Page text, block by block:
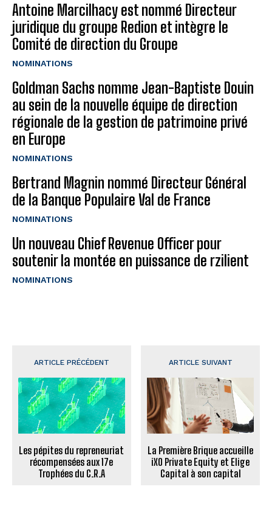
Antoine Marcilhacy est nommé Directeur
juridique du groupe Redion et intègre le
Comité de direction du Groupe
NOMINATIONS
Goldman Sachs nomme Jean-Baptiste Douin
au sein de la nouvelle équipe de direction
régionale de la gestion de patrimoine privé
en Europe
NOMINATIONS
Bertrand Magnin nommé Directeur Général
de la Banque Populaire Val de France
NOMINATIONS
Un nouveau Chief Revenue Officer pour
soutenir la montée en puissance de rzilient
NOMINATIONS
ARTICLE PRÉCÉDENT
Les pépites du repreneuriat
récompensées aux 17e
Trophées du C.R.A
ARTICLE SUIVANT
La Première Brique accueille
iXO Private Equity et Elige
Capital à son capital